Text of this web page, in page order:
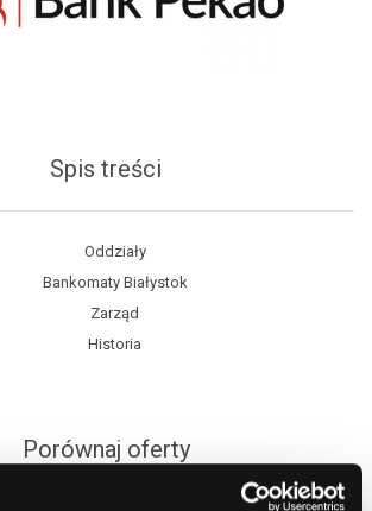
Spis treści
Oddziały
Bankomaty Białystok
Zarząd
Historia
Porównaj oferty